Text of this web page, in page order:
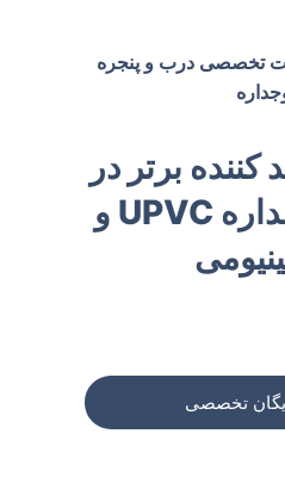
تخصصی درب و پنجره
کننده برتر در
و پنجره دوجداره UPVC و
تخصصی